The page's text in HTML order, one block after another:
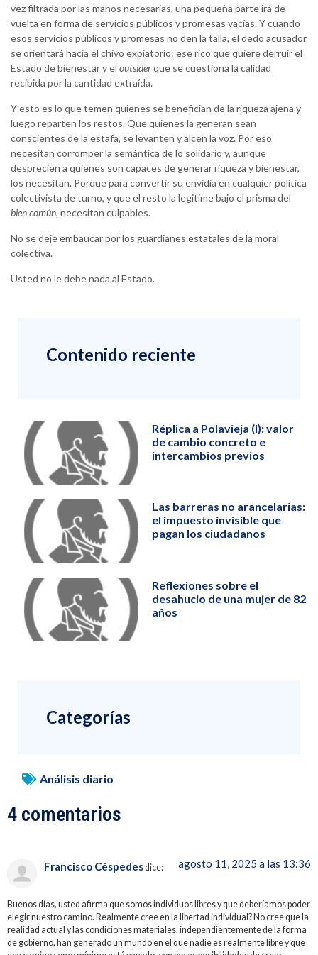
vez filtrada por las manos necesarias, una pequeña parte irá de
vuelta en forma de servicios públicos y promesas vacías. Y cuando
esos servicios públicos y promesas no den la talla, el dedo acusador
se orientará hacia el chivo expiatorio: ese rico que quiere derruir el
Estado de bienestar y el outsiderque se cuestiona la calidad
recibida por la cantidad extraída.
Y esto es lo que temen quienes se benefician de la riqueza ajena y
luego reparten los restos. Que quienes la generan sean
conscientes de la estafa, se levanten y alcen la voz. Por eso
necesitan corromper la semántica de lo solidario y, aunque
desprecien a quienes son capaces de generar riqueza y bienestar,
los necesitan. Porque para convertir su envidia en cualquier política
colectivista de turno, y que el resto la legitime bajo el prisma del
bien común, necesitan culpables.
No se deje embaucar por los guardianes estatales de la moral
colectiva.
Usted no le debe nada al Estado.
Contenido reciente
Réplica a Polavieja (I): valor
de cambio concreto e
intercambios previos
Las barreras no arancelarias:
el impuesto invisible que
pagan los ciudadanos
Reflexiones sobre el
desahucio de una mujer de 82
años
Categorías
Análisis diario
4 comentarios
Francisco Céspedesdice: agosto 11, 2025 a las 13:36
Buenos días, usted afirma que somos individuos libres y que deberíamos poder
elegir nuestro camino. Realmente cree en la libertad individual? No cree que la
realidad actual y las condiciones materiales, independientemente de la forma
de gobierno, han generado un mundo en el que nadie es realmente libre y que